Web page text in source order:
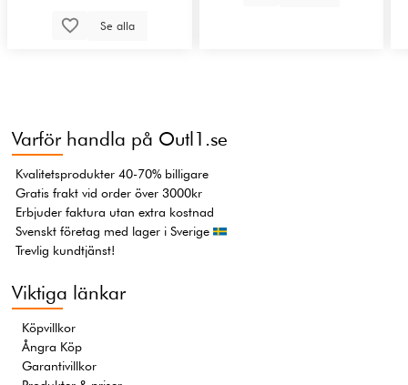
Se alla
Varför handla på Outl1.se
Kvalitetsprodukter 40-70% billigare
Gratis frakt vid order över 3000kr
Erbjuder faktura utan extra kostnad
Svenskt företag med lager i Sverige
Trevlig kundtjänst!
Viktiga länkar
Köpvillkor
Ångra Köp
Garantivillkor